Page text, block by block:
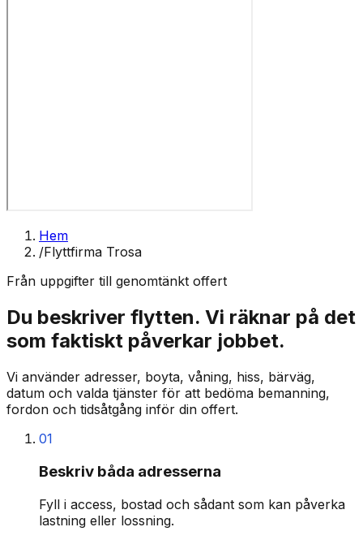
Hem
/Flyttfirma Trosa
Från uppgifter till genomtänkt offert
Du beskriver flytten. Vi räknar på det
som faktiskt påverkar jobbet.
Vi använder adresser, boyta, våning, hiss, bärväg,
datum och valda tjänster för att bedöma bemanning,
fordon och tidsåtgång inför din offert.
01
Beskriv båda adresserna
Fyll i access, bostad och sådant som kan påverka
lastning eller lossning.